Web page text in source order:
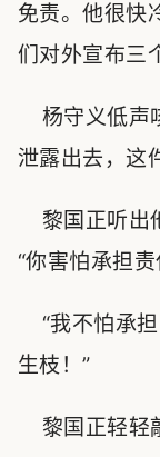
免责。他很快
们对外宣布三
杨守义低声
泄露出去，这
黎国正听出
“你害怕承担责
“我不怕承担
生枝！”
黎国正轻轻